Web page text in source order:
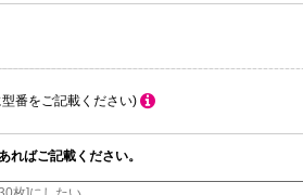
番をご記載ください)
ればご記載ください。